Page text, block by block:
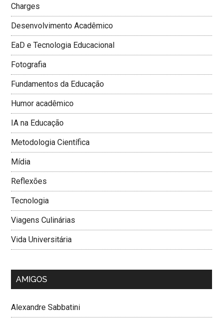
Charges
Desenvolvimento Acadêmico
EaD e Tecnologia Educacional
Fotografia
Fundamentos da Educação
Humor acadêmico
IA na Educação
Metodologia Cientí­fica
Mí­dia
Reflexões
Tecnologia
Viagens Culinárias
Vida Universitária
AMIGOS
Alexandre Sabbatini